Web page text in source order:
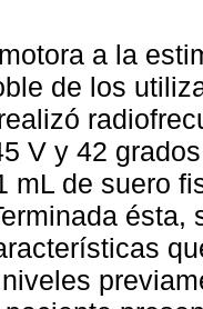
a la
de los
V y 42
mL de suero